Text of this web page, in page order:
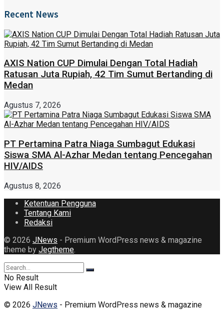
Recent News
AXIS Nation CUP Dimulai Dengan Total Hadiah
Ratusan Juta Rupiah, 42 Tim Sumut Bertanding di
Medan
Agustus 7, 2026
PT Pertamina Patra Niaga Sumbagut Edukasi
Siswa SMA Al-Azhar Medan tentang Pencegahan
HIV/AIDS
Agustus 8, 2026
Ketentuan Pengguna
Tentang Kami
Redaksi
© 2026 JNews - Premium WordPress news & magazine
theme by Jegtheme
No Result
View All Result
© 2026 JNews - Premium WordPress news & magazine